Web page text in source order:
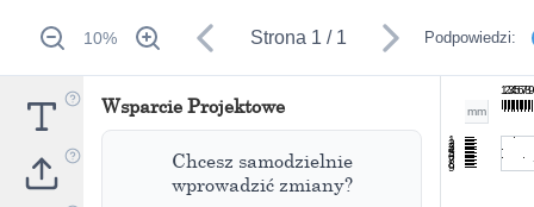
10% Strona 1 / 1 Podpowiedzi:
Wsparcie Projektowe
Chcesz samodzielnie
wprowadzić zmiany?
123456789
1
2
3
4
5
6
7
8
9
mm